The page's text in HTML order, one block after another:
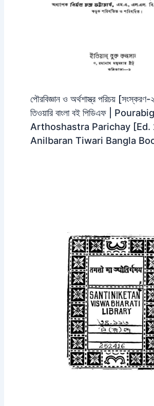
পৌরবিজ্ঞান ও অর্থশাস্ত্র পরিচয়
তিওয়ারি বাংলা বই পিডিএফ |
Arthoshastra Parichay [Ed.
Anilbaran Tiwari Bangla